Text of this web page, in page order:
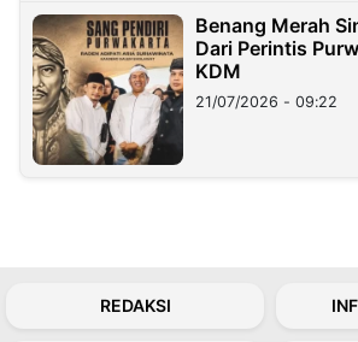
Benang Merah
Dari Perintis
KDM
21/07/2026 - 09:22
REDAKSI